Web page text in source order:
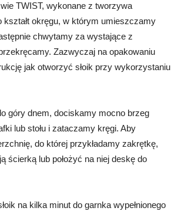
TWIST, wykonane z tworzywa
kształt okręgu, w którym umieszczamy
chwytamy za wystające z
Zazwyczaj na opakowaniu
jak otworzyć słoik przy wykorzystaniu
góry dnem, dociskamy mocno brzeg
lub stołu i zataczamy kręgi. Aby
do której przykładamy zakrętkę,
ścierką lub położyć na niej deskę do
na kilka minut do garnka wypełnionego